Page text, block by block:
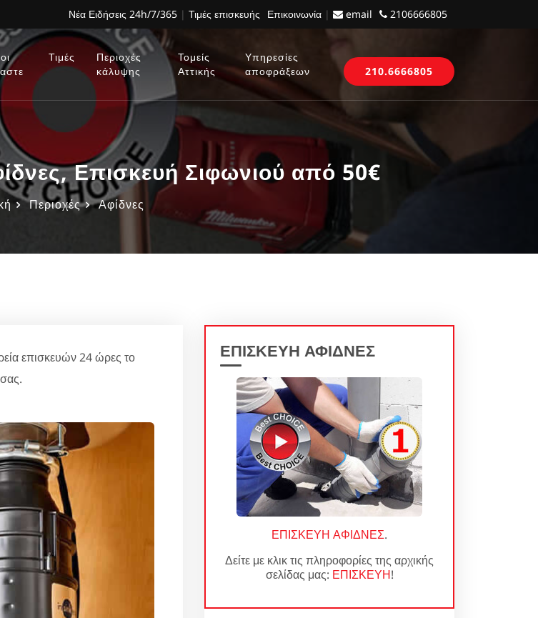
Νέα Ειδήσεις 24h/7/365 | Τιμές επισκευής Επικοινωνία | email 2106666805
Τιμές
Περιοχές
κάλυψης
Τομείς
Αττικής
Υπηρεσίες
αποφράξεων
210.6666805
Επισκευή Σιφωνιού από 50€
Περιοχές Αφίδνες
επισκευών 24 ώρες το
ΕΠΙΣΚΕΥΗ ΑΦΙΔΝΕΣ
ΕΠΙΣΚΕΥΗ ΑΦΙΔΝΕΣ.
Δείτε με κλικ τις πληροφορίες της αρχικής
σελίδας μας: ΕΠΙΣΚΕΥΗ!